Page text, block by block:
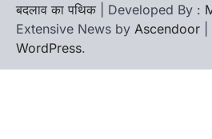
बदलाव का पथिक | Developed By :
Extensive News by Ascendoor
WordPress.